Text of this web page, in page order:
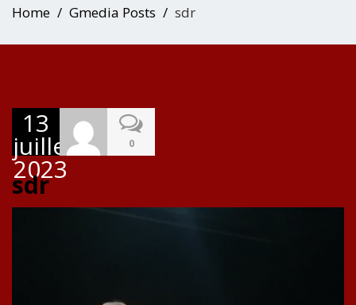
Home Gmedia Posts sdr
13
juillet
2023
0
sdr